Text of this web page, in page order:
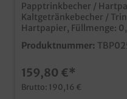
Papptrinkbecher /
Kaltgetränkebecher /
Hartpapier, Füllmenge:
Durchmesser 80mm, 2000
Kaltgetränke oder Shakes Auch passende
natürlich mit mit Eichstrich und
Germany ab
Produktnummer:
159,80 €*
Brutto: 190,16 €